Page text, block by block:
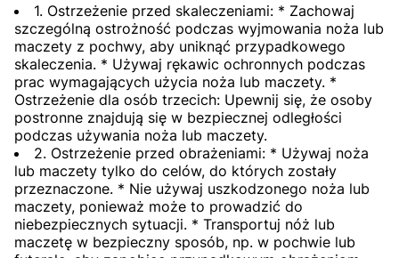
1. Ostrzeżenie przed skaleczeniami: * Zachowaj
szczególną ostrożność podczas wyjmowania noża lub
maczety z pochwy, aby uniknąć przypadkowego
skaleczenia. * Używaj rękawic ochronnych podczas
prac wymagających użycia noża lub maczety. *
Ostrzeżenie dla osób trzecich: Upewnij się, że osoby
postronne znajdują się w bezpiecznej odległości
podczas używania noża lub maczety.
2. Ostrzeżenie przed obrażeniami: * Używaj noża
lub maczety tylko do celów, do których zostały
przeznaczone. * Nie używaj uszkodzonego noża lub
maczety, ponieważ może to prowadzić do
niebezpiecznych sytuacji. * Transportuj nóż lub
maczetę w bezpieczny sposób, np. w pochwie lub